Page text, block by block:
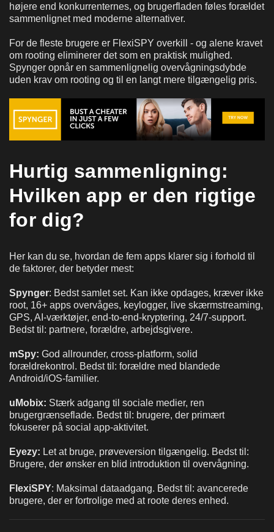
højere end konkurrenternes, og brugerfladen føles forældet
sammenlignet med moderne alternativer.
For de fleste brugere er FlexiSPY overkill - og alene kravet
om rooting eliminerer det som en praktisk mulighed.
Spynger opnår en sammenlignelig overvågningsdybde
uden krav om rooting og til en langt mere tilgængelig pris.
Hurtig sammenligning:
Hvilken app er den rigtige
for dig?
Her kan du se, hvordan de fem apps klarer sig i forhold til
de faktorer, der betyder mest:
Spynger: Bedst samlet set. Kan ikke opdages, kræver ikke
root, 16+ apps overvåges, keylogger, live skærmstreaming,
GPS, AI-værktøjer, end-to-end-kryptering, 24/7-support.
Bedst til: partnere, forældre, arbejdsgivere.
mSpy: God allrounder, cross-platform, solid
forældrekontrol. Bedst til: forældre med blandede
Android/iOS-familier.
uMobix: Stærk adgang til sociale medier, ren
brugergrænseflade. Bedst til: brugere, der primært
fokuserer på social app-aktivitet.
Eyezy: Let at bruge, prøveversion tilgængelig. Bedst til:
Brugere, der ønsker en blid introduktion til overvågning.
FlexiSPY: Maksimal dataadgang. Bedst til: avancerede
brugere, der er fortrolige med at roote deres enhed.